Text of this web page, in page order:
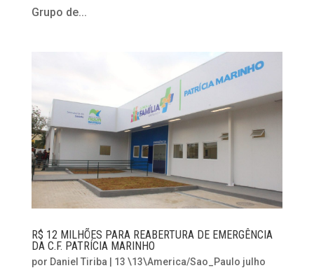
Grupo de...
R$ 12 MILHÕES PARA REABERTURA DE EMERGÊNCIA
DA C.F. PATRÍCIA MARINHO
por Daniel Tiriba
13 \13\America/Sao_Paulo julho